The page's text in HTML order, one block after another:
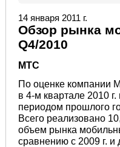
14 января 2011 г.
Обзор рынка
Q4/2010
МТС
По оценке компании
в 4-м квартале 2010
периодом прошлого
Всего реализовано
объем рынка
сравнению с 2009 г. и